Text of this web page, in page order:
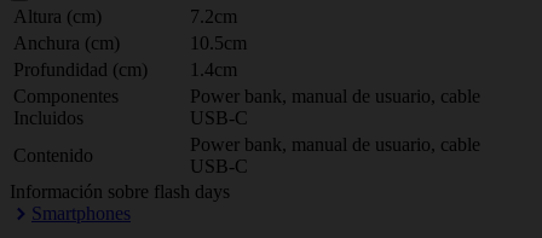
Altura (cm)
7.2cm
Anchura (cm)
10.5cm
Profundidad (cm)
1.4cm
Componentes
Incluidos
Power bank, manual de usuario, cable
USB-C
Contenido
Power bank, manual de usuario, cable
USB-C
Información sobre flash days
Smartphones